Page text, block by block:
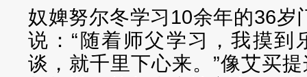
奴婢努尔冬学习10余年的36岁
说：“随着师父学习，我摸到
谈，就千里下心来。”像艾买